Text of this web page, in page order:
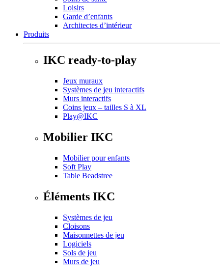
Loisirs
Garde d’enfants
Architectes d’intérieur
Produits
IKC ready-to-play
Jeux muraux
Systèmes de jeu interactifs
Murs interactifs
Coins jeux – tailles S à XL
Play@IKC
Mobilier IKC
Mobilier pour enfants
Soft Play
Table Beadstree
Éléments IKC
Systèmes de jeu
Cloisons
Maisonnettes de jeu
Logiciels
Sols de jeu
Murs de jeu